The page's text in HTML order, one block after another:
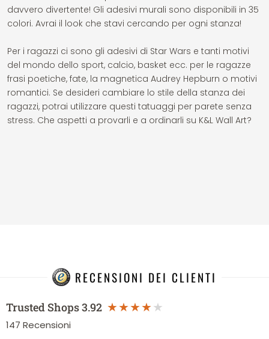
davvero divertente! Gli adesivi murali sono disponibili in 35
colori. Avrai il look che stavi cercando per ogni stanza!
Per i ragazzi ci sono gli adesivi di Star Wars e tanti motivi
del mondo dello sport, calcio, basket ecc. per le ragazze
frasi poetiche, fate, la magnetica Audrey Hepburn o motivi
romantici. Se desideri cambiare lo stile della stanza dei
ragazzi, potrai utilizzare questi tatuaggi per parete senza
stress. Che aspetti a provarli e a ordinarli su K&L Wall Art?
RECENSIONI DEI CLIENTI
Trusted Shops3.92
147 Recensioni